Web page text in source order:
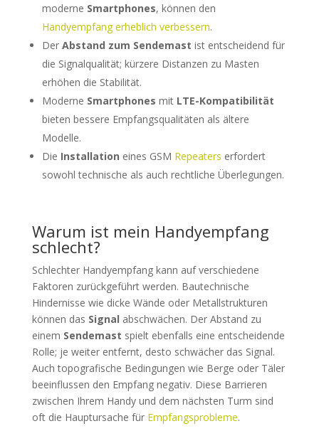
moderne Smartphones, können den
Handyempfang erheblich verbessern.
Der Abstand zum Sendemast ist entscheidend für
die Signalqualität; kürzere Distanzen zu Masten
erhöhen die Stabilität.
Moderne Smartphones mit LTE-Kompatibilität
bieten bessere Empfangsqualitäten als ältere
Modelle.
Die Installation eines GSM Repeaters erfordert
sowohl technische als auch rechtliche Überlegungen.
Warum ist mein Handyempfang
schlecht?
Schlechter Handyempfang kann auf verschiedene
Faktoren zurückgeführt werden. Bautechnische
Hindernisse wie dicke Wände oder Metallstrukturen
können das Signal abschwächen. Der Abstand zu
einem Sendemast spielt ebenfalls eine entscheidende
Rolle; je weiter entfernt, desto schwächer das Signal.
Auch topografische Bedingungen wie Berge oder Täler
beeinflussen den Empfang negativ. Diese Barrieren
zwischen Ihrem Handy und dem nächsten Turm sind
oft die Hauptursache für Empfangsprobleme.